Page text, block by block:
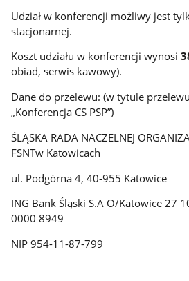
Udział w konferencji możliwy jest
stacjonarnej.
Koszt udziału w konferencji wynosi
obiad, serwis kawowy).
Dane do przelewu: (w tytule
„Konferencja CS PSP”)
ŚLĄSKA RADA NACZELNEJ
FSNTw Katowicach
ul. Podgórna 4, 40-955 Katowice
ING Bank Śląski S.A O/Katowice 27
0000 8949
NIP 954-11-87-799